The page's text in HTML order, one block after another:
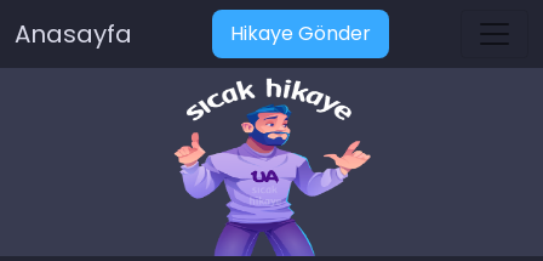
Anasayfa Hikaye Gönder